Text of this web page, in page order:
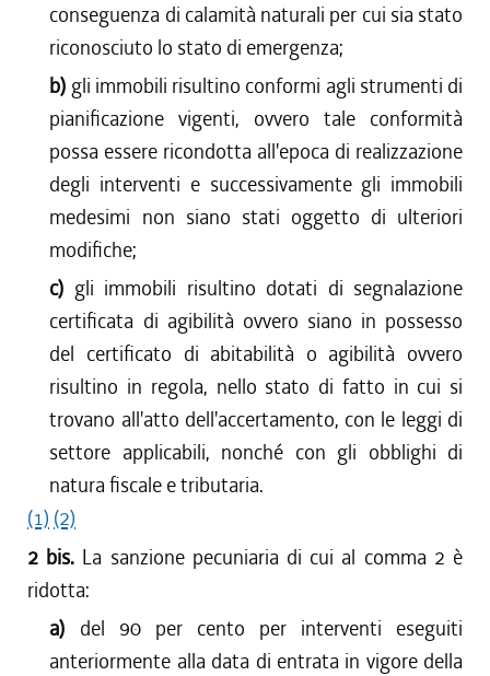
conseguenza di calamità naturali per cui sia stato
riconosciuto lo stato di emergenza;
b) gli immobili risultino conformi agli strumenti di
pianificazione vigenti, ovvero tale conformità
possa essere ricondotta all'epoca di realizzazione
degli interventi e successivamente gli immobili
medesimi non siano stati oggetto di ulteriori
modifiche;
c) gli immobili risultino dotati di segnalazione
certificata di agibilità ovvero siano in possesso
del certificato di abitabilità o agibilità ovvero
risultino in regola, nello stato di fatto in cui si
trovano all'atto dell'accertamento, con le leggi di
settore applicabili, nonché con gli obblighi di
natura fiscale e tributaria.
(1) (2)
2 bis. La sanzione pecuniaria di cui al comma 2 è
ridotta:
a) del 90 per cento per interventi eseguiti
anteriormente alla data di entrata in vigore della